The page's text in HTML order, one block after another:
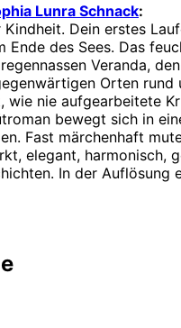
Lunra Schnack:
Dein erstes
Ende des Sees. Das
Veranda,
Orten
wie nie aufgearbeitete
bewegt sich in
Fast märchenhaft
elegant, harmonisch,
In der Auflösung